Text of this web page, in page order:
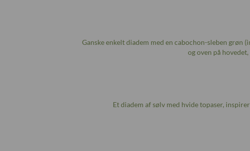
Ganske enkelt diadem med en cabochon-sleben grøn
og oven på
Et diadem af sølv med hvide topaser,